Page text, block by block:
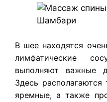
В шее находятся
лимфатические
выполняют важные
Здесь
яремные, а также